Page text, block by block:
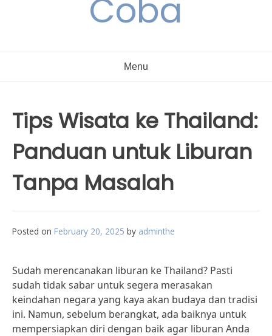
Coba
Menu
Tips Wisata ke Thailand:
Panduan untuk Liburan
Tanpa Masalah
Posted on February 20, 2025 by adminthe
Sudah merencanakan liburan ke Thailand? Pasti
sudah tidak sabar untuk segera merasakan
keindahan negara yang kaya akan budaya dan tradisi
ini. Namun, sebelum berangkat, ada baiknya untuk
mempersiapkan diri dengan baik agar liburan Anda